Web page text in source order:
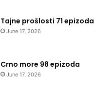
Tajne prošlosti 71 epizoda
June 17, 2026
Crno more 98 epizoda
June 17, 2026